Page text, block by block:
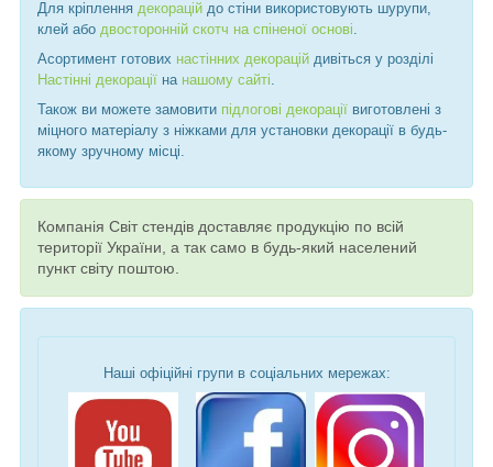
Для кріплення декорацій до стіни використовують шурупи,
клей або двосторонній скотч на спіненої основі
Асортимент готових настінних декорацій дивіться у розділі
Настінні декорації на нашому сайті
Також ви можете замовити підлогові декорації виготовлені з
міцного матеріалу з ніжками для установки декорації в будь-
якому зручному місці.
Компанія Світ стендів доставляє продукцію по всій
території України, а так само в будь-який населений
пункт світу поштою.
Наші офіційні групи в соціальних мережах: